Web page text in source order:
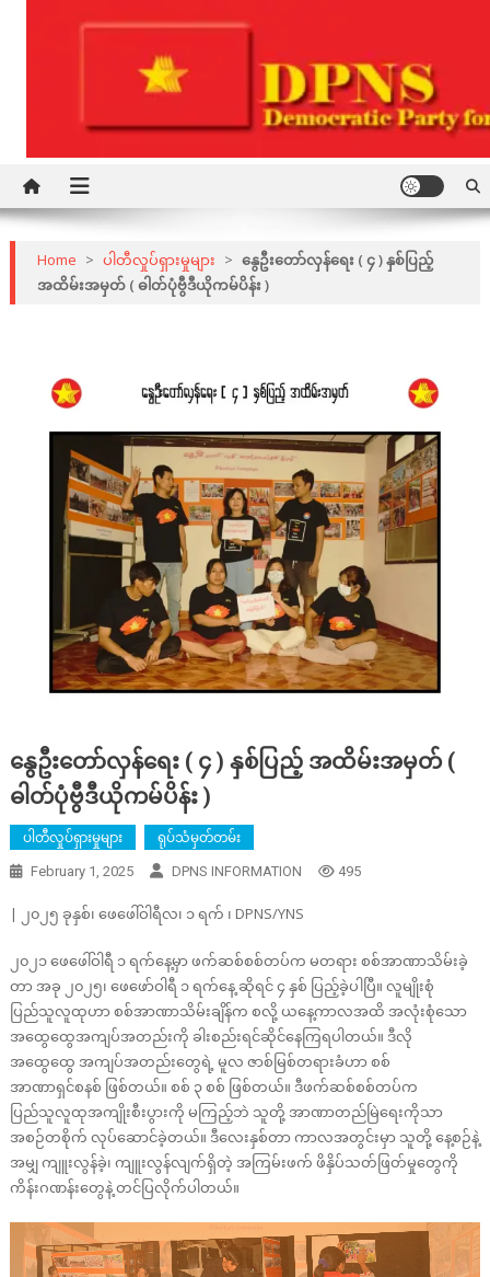
DPNS
Home > ပါတီလှုပ်ရှားမှုများ > နွေဦးတော်လှန်ရေး ( ၄ ) နှစ်ပြည့်
အထိမ်းအမှတ် ( ဓါတ်ပုံဗွီဒီယိုကမ်ပိန်း )
နွေဦးတော်လှန်ရေး ( ၄ ) နှစ်ပြည့် အထိမ်းအမှတ် (
ဓါတ်ပုံဗွီဒီယိုကမ်ပိန်း )
ပါတီလှုပ်ရှားမှုများ ရုပ်သံမှတ်တမ်း
February 1, 2025 DPNS INFORMATION 495
| ၂၀၂၅ ခုနှစ်၊ ဖေဖေါ်ဝါရီလ၊ ၁ ရက် ၊ DPNS/YNS
၂၀၂၁ ဖေဖေါ်ဝါရီ ၁ ရက်နေ့မှာ ဖက်ဆစ်စစ်တပ်က မတရား စစ်အာဏာသိမ်းခဲ့
တာ အခု ၂၀၂၅၊ ဖေဖော်ဝါရီ ၁ ရက်နေ့ ဆိုရင် ၄ နှစ် ပြည့်ခဲ့ပါပြီ။ လူမျိုးစုံ
ပြည်သူလူထုဟာ စစ်အာဏာသိမ်းချိန်က စလို့ ယနေ့ကာလအထိ အလုံးစုံသော
အထွေထွေအကျပ်အတည်းကို ခါးစည်းရင်ဆိုင်နေကြရပါတယ်။ ဒီလို
အထွေထွေ အကျပ်အတည်းတွေရဲ့ မူလ ဇာစ်မြစ်တရားခံဟာ စစ်
အာဏာရှင်စနစ် ဖြစ်တယ်။ စစ် ၃ စစ် ဖြစ်တယ်။ ဒီဖက်ဆစ်စစ်တပ်က
ပြည်သူလူထုအကျိုးစီးပွားကို မကြည့်ဘဲ သူတို့ အာဏာတည်မြဲရေးကိုသာ
အစဉ်တစိုက် လုပ်ဆောင်ခဲ့တယ်။ ဒီလေးနှစ်တာ ကာလအတွင်းမှာ သူတို့ နေ့စဉ်နဲ့
အမျှ ကျူးလွန်ခဲ့၊ ကျူးလွန်လျက်ရှိတဲ့ အကြမ်းဖက် ဖိနှိပ်သတ်ဖြတ်မှုတွေကို
ကိန်းဂဏန်းတွေနဲ့ တင်ပြလိုက်ပါတယ်။